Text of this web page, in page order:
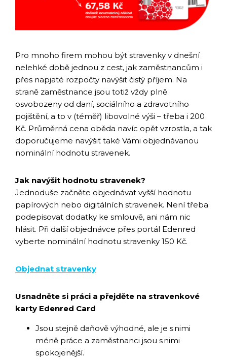
Pro mnoho firem mohou být stravenky v dnešní
nelehké době jednou z cest, jak zaměstnancům i
přes napjaté rozpočty navýšit čistý příjem. Na
straně zaměstnance jsou totiž vždy plně
osvobozeny od daní, sociálního a zdravotního
pojištění, a to v (téměř) libovolné výši – třeba i 200
Kč. Průměrná cena oběda navíc opět vzrostla, a tak
doporučujeme navýšit také Vámi objednávanou
nominální hodnotu stravenek.
Jak navýšit hodnotu stravenek?
Jednoduše začněte objednávat vyšší hodnotu
papírových nebo digitálních stravenek. Není třeba
podepisovat dodatky ke smlouvě, ani nám nic
hlásit. Při další objednávce přes portál Edenred
vyberte nominální hodnotu stravenky 150 Kč.
Objednat stravenky
Usnadněte si práci a přejděte na stravenkové
karty Edenred Card
Jsou stejně daňově výhodné, ale je s nimi
méně práce a zaměstnanci jsou s nimi
spokojenější.